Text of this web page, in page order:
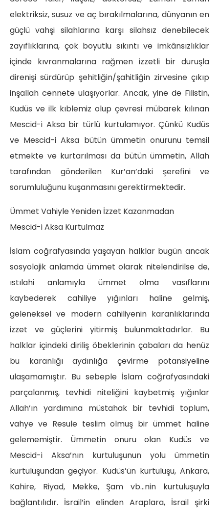
elektriksiz, susuz ve aç bırakılmalarına, dünyanın en
güçlü vahşi silahlarına karşı silahsız denebilecek
zayıflıklarına, çok boyutlu sıkıntı ve imkânsızlıklar
içinde kıvranmalarına rağmen izzetli bir duruşla
direnişi sürdürüp şehitliğin/şahitliğin zirvesine çıkıp
inşallah cennete ulaşıyorlar. Ancak, yine de Filistin,
Kudüs ve ilk kıblemiz olup çevresi mübarek kılınan
Mescid-i Aksa bir türlü kurtulamıyor. Çünkü Kudüs
ve Mescid-i Aksa bütün ümmetin onurunu temsil
etmekte ve kurtarılması da bütün ümmetin, Allah
tarafından gönderilen Kur’an’daki şerefini ve
sorumluluğunu kuşanmasını gerektirmektedir.
Ümmet Vahiyle Yeniden İzzet Kazanmadan
Mescid-i Aksa Kurtulmaz
İslam coğrafyasında yaşayan halklar bugün ancak
sosyolojik anlamda ümmet olarak nitelendirilse de,
ıstılahi anlamıyla ümmet olma vasıflarını
kaybederek cahiliye yığınları haline gelmiş,
geleneksel ve modern cahiliyenin karanlıklarında
izzet ve güçlerini yitirmiş bulunmaktadırlar. Bu
halklar içindeki diriliş öbeklerinin çabaları da henüz
bu karanlığı aydınlığa çevirme potansiyeline
ulaşamamıştır. Bu sebeple İslam coğrafyasındaki
parçalanmış, tevhidi niteliğini kaybetmiş yığınlar
Allah’ın yardımına müstahak bir tevhidi toplum,
vahye ve Resule teslim olmuş bir ümmet haline
gelememiştir. Ümmetin onuru olan Kudüs ve
Mescid-i Aksa’nın kurtuluşunun yolu ümmetin
kurtuluşundan geçiyor. Kudüs’ün kurtuluşu, Ankara,
Kahire, Riyad, Mekke, Şam vb…nin kurtuluşuyla
bağlantılıdır. İsrail’in elinden Araplara, İsrail şirki